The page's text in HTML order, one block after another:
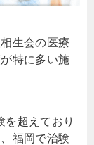
生会の医療
特に多い施
超えており
福岡で治験